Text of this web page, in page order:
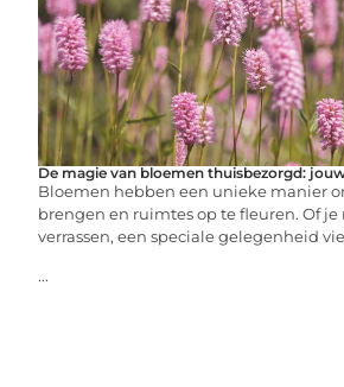
De magie van bloemen thuisbezorgd:
Bloemen hebben een unieke manier
brengen en ruimtes op te fleuren. Of
verrassen, een speciale gelegenheid
...